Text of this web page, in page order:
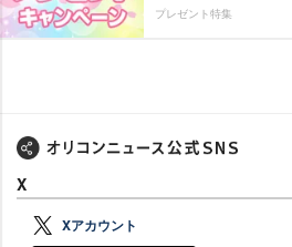
プレゼント特集
X
Xアカウント